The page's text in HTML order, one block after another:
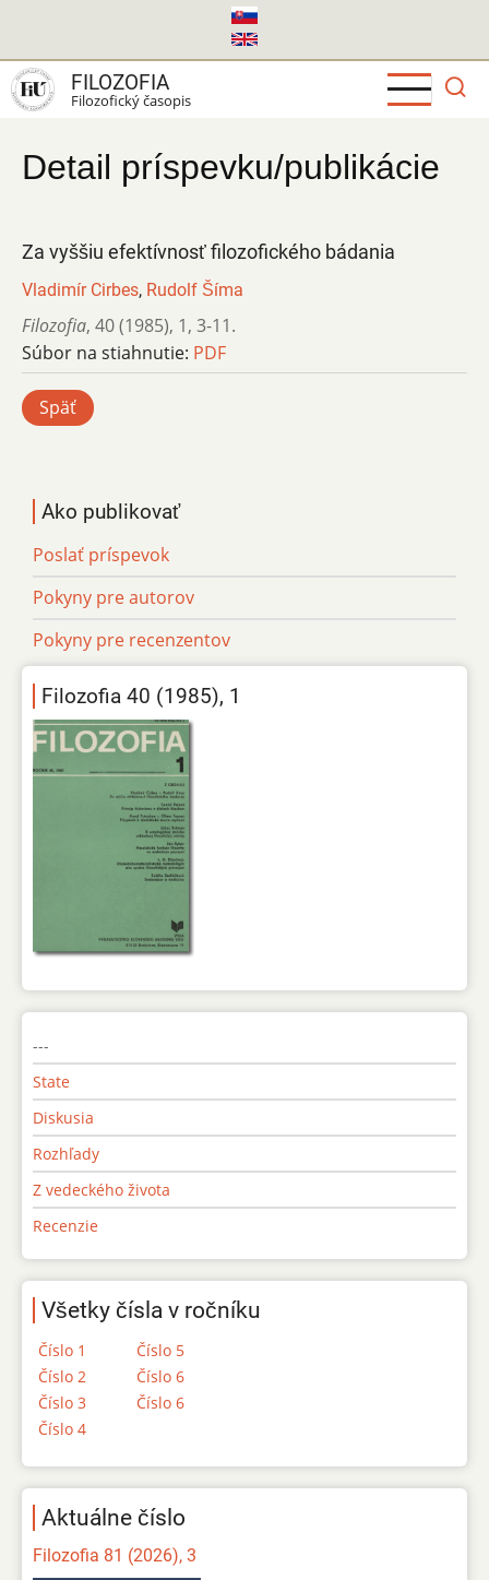
hlavný
obsah
FILOZOFIA
Filozofický časopis
Detail príspevku/publikácie
Za vyššiu efektívnosť filozofického bádania
Vladimír Cirbes, Rudolf Šíma
Filozofia, 40 (1985), 1, 3-11.
Súbor na stiahnutie: PDF
Späť
Ako publikovať
Poslať príspevok
Pokyny pre autorov
Pokyny pre recenzentov
Filozofia 40 (1985), 1
---
State
Diskusia
Rozhľady
Z vedeckého života
Recenzie
Všetky čísla v ročníku
Číslo 1
Číslo 2
Číslo 3
Číslo 4
Číslo 5
Číslo 6
Číslo 6
Aktuálne číslo
Filozofia 81 (2026), 3